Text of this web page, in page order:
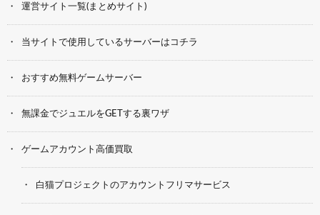
運営サイト一覧(まとめサイト)
当サイトで使用しているサーバーはコチラ
おすすめ無料ゲームサーバー
無課金でジュエルをGETする裏ワザ
ゲームアカウント高価買取
白猫プロジェクトのアカウントフリマサービス